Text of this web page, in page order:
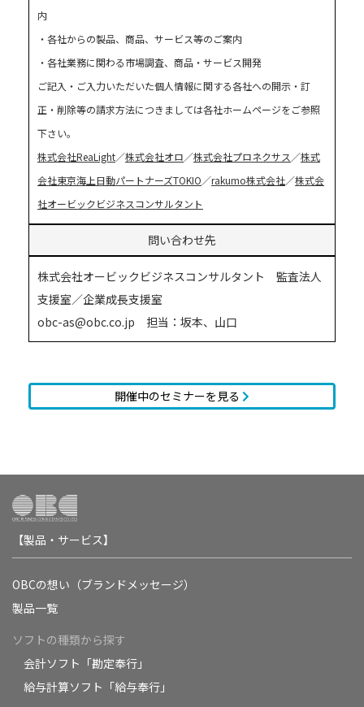
内
・各社からの製品、商品、サービス等のご案内
・各社業務に関わる市場調査、商品・サービス開発
ご記入・ご入力いただいた個人情報に関する各社への開示・訂
正・削除等の請求方法につきましては各社ホームページをご参照
下さい。
株式会社ReaLight／株式会社オロ／株式会社プロネクサス ／株式
会社東京海上日動パートナーズTOKIO／rakumo株式会社／株式会
社オービックビジネスコンサルタント
問い合わせ先
株式会社オービックビジネスコンサルタント 監査法人
支援室／企業成長支援室
obc-as@obc.co.jp 担当：坂本、山口
開催中のセミナーを見る
【製品・サービス】
OBCの想い（ブランドメッセージ）
製品一覧
ソフトの種類から探す
会計ソフト「勘定奉行」
給与計算ソフト「給与奉行」